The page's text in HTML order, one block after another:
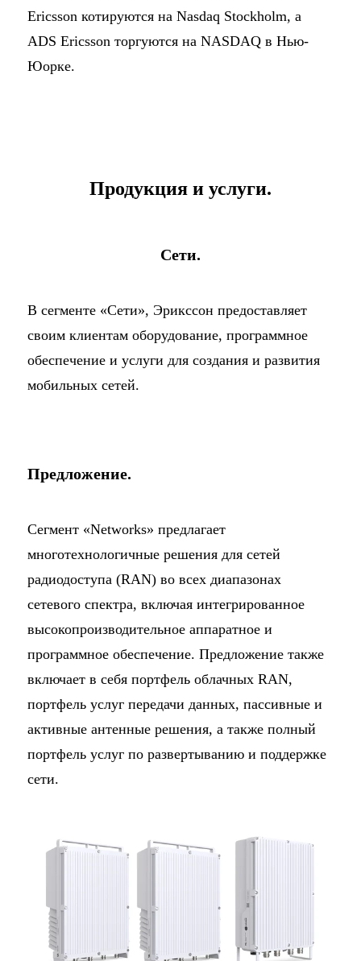
Ericsson котируются на Nasdaq Stockholm, а
ADS Ericsson торгуются на NASDAQ в Нью-
Юорке.
Продукция и услуги.
Сети.
В сегменте «Сети», Эрикссон предоставляет
своим клиентам оборудование, программное
обеспечение и услуги для создания и развития
мобильных сетей.
Предложение.
Сегмент «Networks» предлагает
многотехнологичные решения для сетей
радиодоступа (RAN) во всех диапазонах
сетевого спектра, включая интегрированное
высокопроизводительное аппаратное и
программное обеспечение. Предложение также
включает в себя портфель облачных RAN,
портфель услуг передачи данных, пассивные и
активные антенные решения, а также полный
портфель услуг по развертыванию и поддержке
сети.